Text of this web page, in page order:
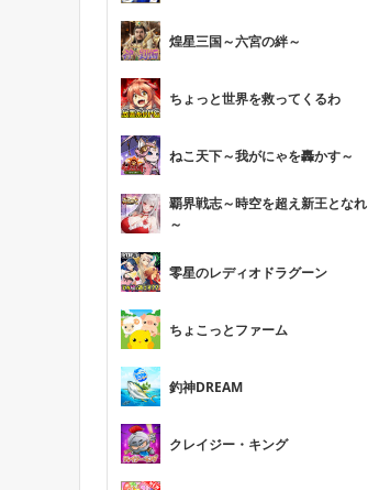
煌星三国～六宮の絆～
ちょっと世界を救ってくるわ
ねこ天下～我がにゃを轟かす～
覇界戦志～時空を超え新王となれ
～
零星のレディオドラグーン
ちょこっとファーム
釣神DREAM
クレイジー・キング